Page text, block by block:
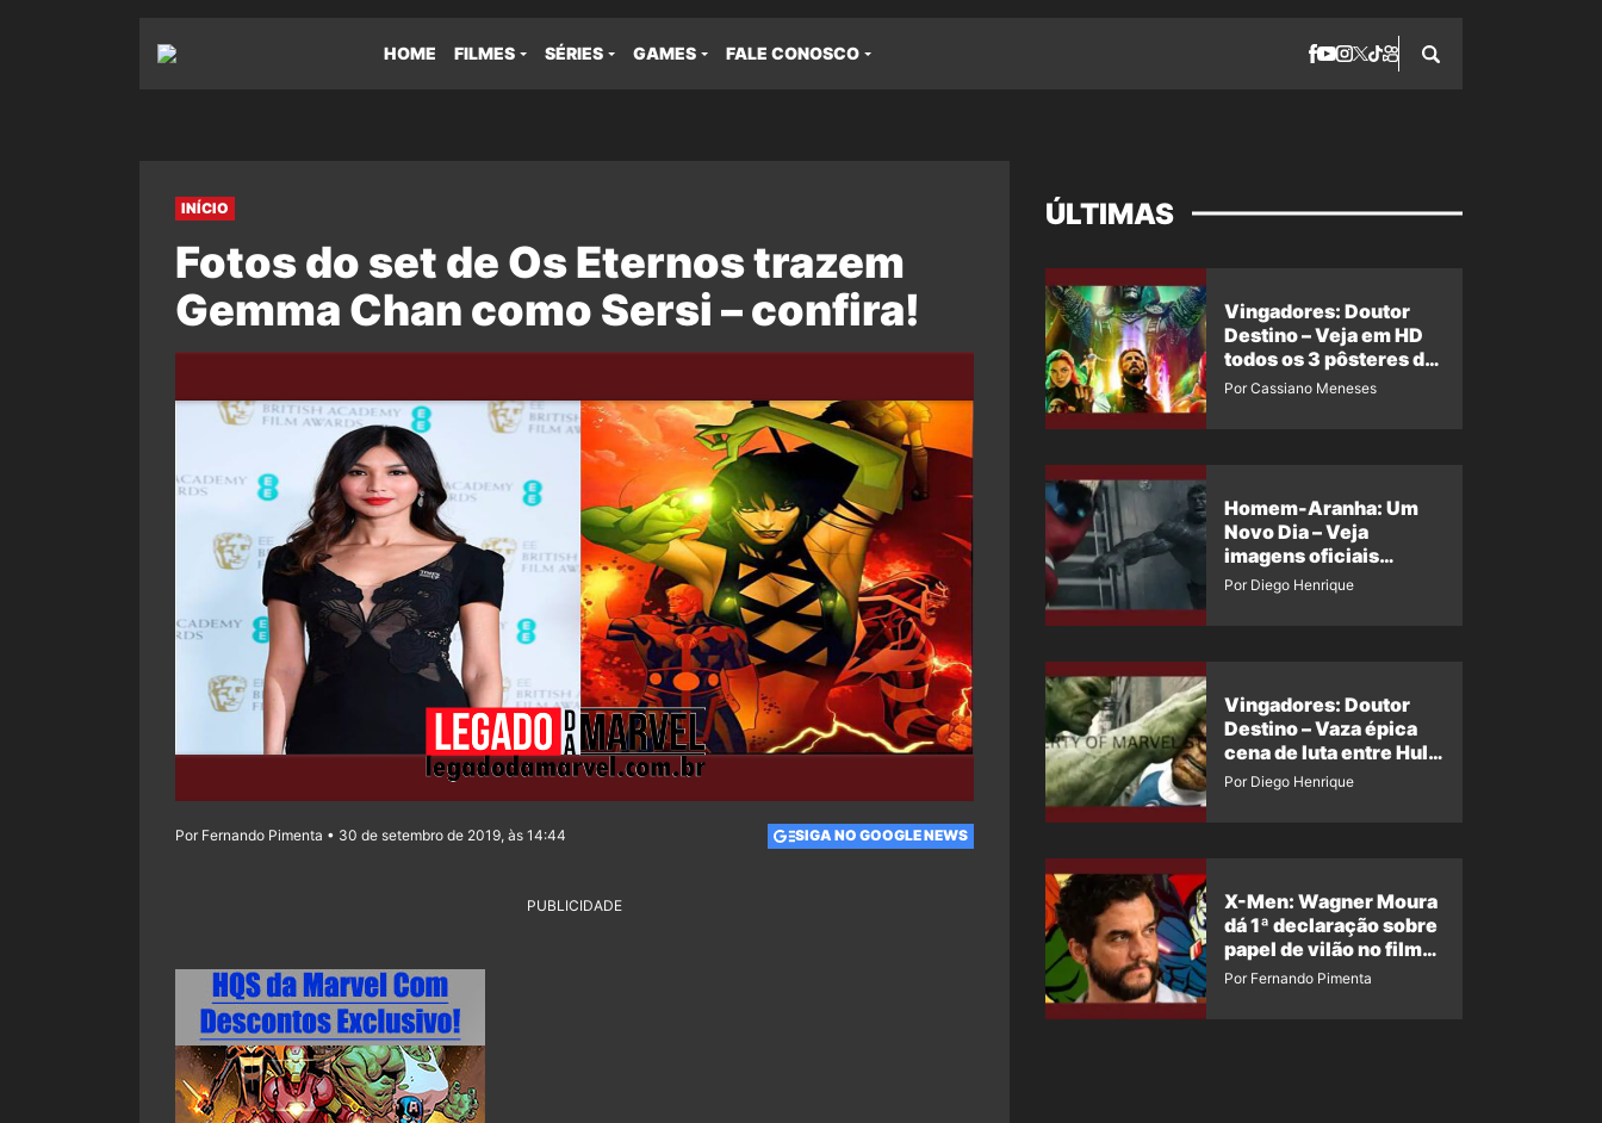
HOME FILMES SÉRIES GAMES FALE CONOSCO
INÍCIO
Fotos do set de Os Eternos trazem
Gemma Chan como Sersi – confira!
Por Fernando Pimenta • 30 de setembro de 2019, às 14:44 SIGA NO GOOGLE NEWS
PUBLICIDADE
ÚLTIMAS
Vingadores: Doutor
Destino – Veja em HD
todos os 3 pôsteres de
‘Doomsday’ + 1 imagem
Por Cassiano Meneses
Homem-Aranha: Um
Novo Dia – Veja
imagens oficiais
descartadas do Hulk
Por Diego Henrique
Vingadores: Doutor
Destino – Vaza épica
cena de luta entre Hulk
e o Coisa
Por Diego Henrique
X-Men: Wagner Moura
dá 1ª declaração sobre
papel de vilão no filme
da Marvel
Por Fernando Pimenta